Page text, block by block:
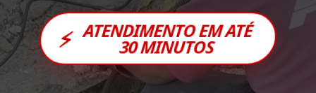
⚡ ATENDIMENTO EM ATÉ
30 MINUTOS